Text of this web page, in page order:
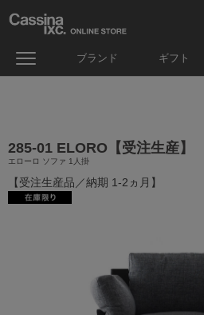
ブランド ギフト
285-01 ELORO【受注生産】
エローロ ソファ 1人掛
【受注生産品／納期 1-2ヵ月】